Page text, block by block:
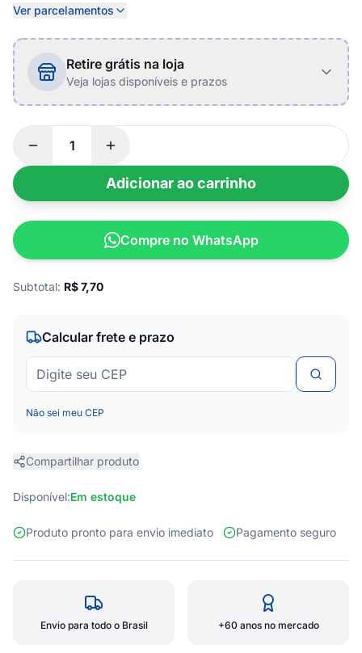
Ver parcelamentos
Retire grátis na loja
Veja lojas disponíveis e prazos
Adicionar ao carrinho
Compre no WhatsApp
Subtotal: R$7,70
Calcular frete e prazo
Não sei meu CEP
Compartilhar produto
Disponível:Em estoque
Produto pronto para envio imediato Pagamento seguro
Envio para todo o Brasil +60 anos no mercado